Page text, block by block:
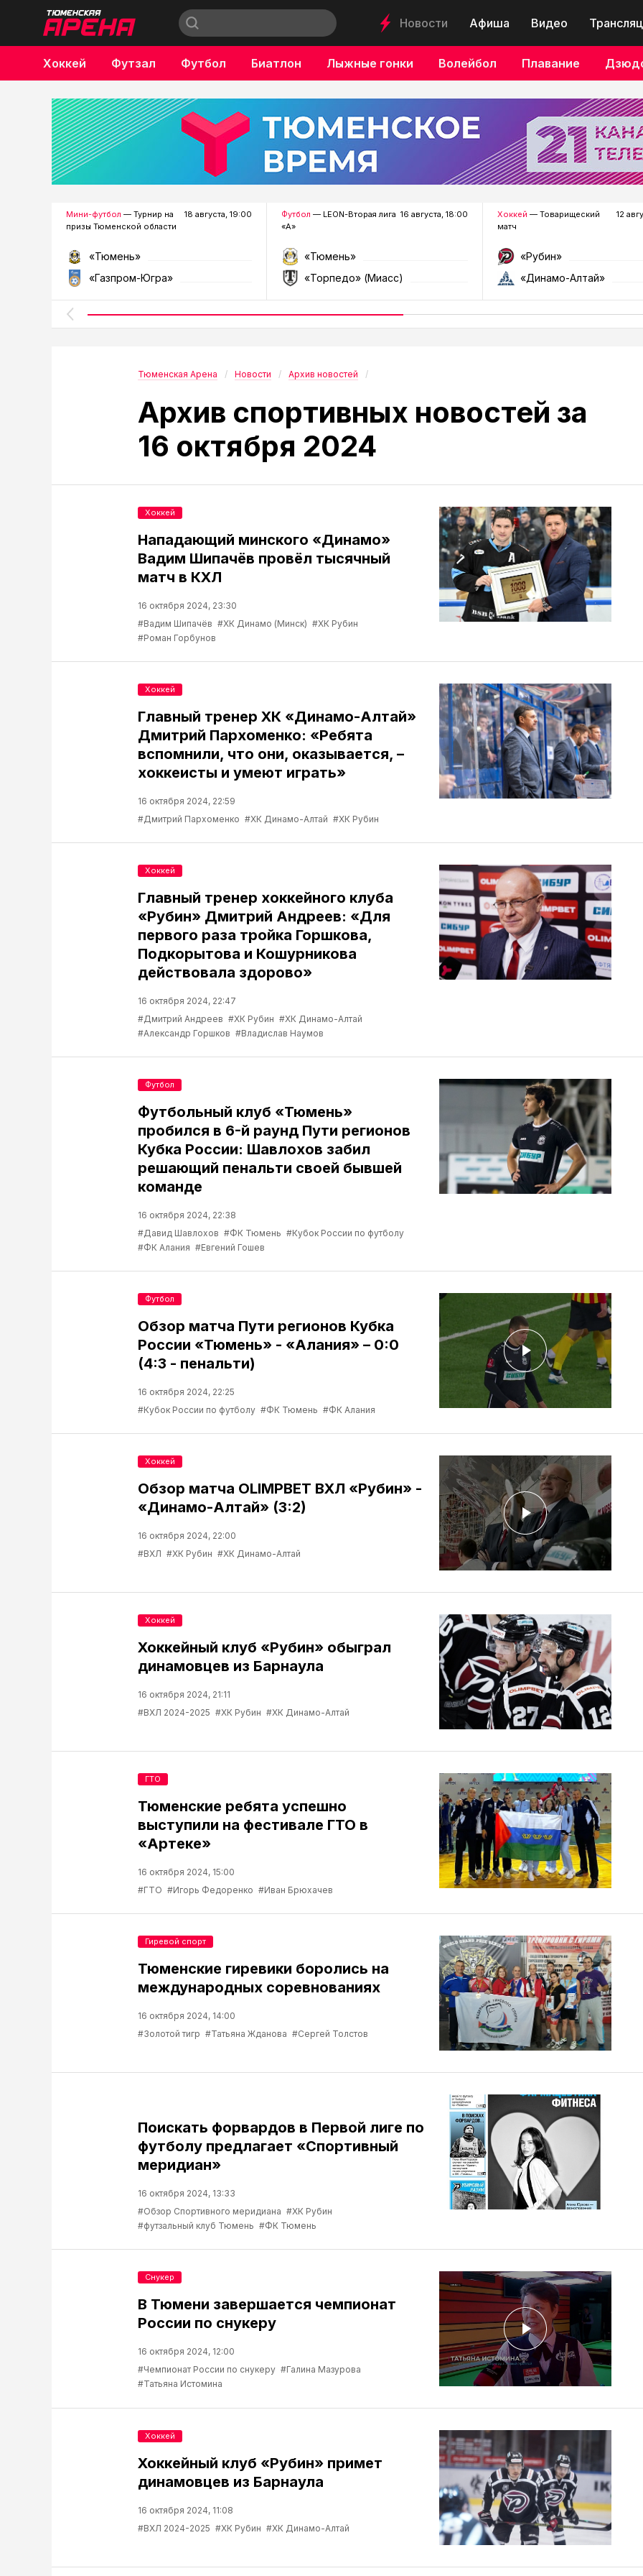
Новости Афиша Видео
Хоккей Футзал Футбол Биатлон Лыжные гонки Волейбол Плавание
Бокс
Мини-футбол — Турнир на
призы Тюменской области
18 августа, 19:00
«Тюмень»
«Газпром-Югра»
Футбол — LEON-Вторая лига
«А»
16 августа, 18:00
«Тюмень»
«Торпедо» (Миасс)
Хоккей — Товарищеский
матч
12
«Рубин»
«Динамо-Алтай»
Тюменская Арена Новости Архив новостей
Архив спортивных новостей за
16 октября 2024
Нападающий минского «Динамо»
Вадим Шипачёв провёл тысячный
матч в КХЛ
16 октября 2024, 23:30
#Вадим Шипачёв #ХК Динамо (Минск) #ХК Рубин
#Роман Горбунов
Хоккей
Главный тренер ХК «Динамо-Алтай»
Дмитрий Пархоменко: «Ребята
вспомнили, что они, оказывается, –
хоккеисты и умеют играть»
16 октября 2024, 22:59
#Дмитрий Пархоменко #ХК Динамо-Алтай #ХК Рубин
Хоккей
Главный тренер хоккейного клуба
«Рубин» Дмитрий Андреев: «Для
первого раза тройка Горшкова,
Подкорытова и Кошурникова
действовала здорово»
16 октября 2024, 22:47
#Дмитрий Андреев #ХК Рубин #ХК Динамо-Алтай
#Александр Горшков #Владислав Наумов
Хоккей
Футбольный клуб «Тюмень»
пробился в 6-й раунд Пути регионов
Кубка России: Шавлохов забил
решающий пенальти своей бывшей
команде
16 октября 2024, 22:38
#Давид Шавлохов #ФК Тюмень #Кубок России по футболу
#ФК Алания #Евгений Гошев
Футбол
Обзор матча Пути регионов Кубка
России «Тюмень» - «Алания» – 0:0
(4:3 - пенальти)
16 октября 2024, 22:25
#Кубок России по футболу #ФК Тюмень #ФК Алания
Футбол
Обзор матча OLIMPBET ВХЛ «Рубин» -
«Динамо-Алтай» (3:2)
16 октября 2024, 22:00
#ВХЛ #ХК Рубин #ХК Динамо-Алтай
Хоккей
Хоккейный клуб «Рубин» обыграл
динамовцев из Барнаула
16 октября 2024, 21:11
#ВХЛ 2024-2025 #ХК Рубин #ХК Динамо-Алтай
Хоккей
Тюменские ребята успешно
выступили на фестивале ГТО в
«Артеке»
16 октября 2024, 15:00
#ГТО #Игорь Федоренко #Иван Брюхачев
ГТО
Тюменские гиревики боролись на
международных соревнованиях
16 октября 2024, 14:00
#Золотой тигр #Татьяна Жданова #Сергей Толстов
Гиревой спорт
Поискать форвардов в Первой лиге по
футболу предлагает «Спортивный
меридиан»
16 октября 2024, 13:33
#Обзор Спортивного меридиана #ХК Рубин
#футзальный клуб Тюмень #ФК Тюмень
В Тюмени завершается чемпионат
России по снукеру
16 октября 2024, 12:00
#Чемпионат России по снукеру #Галина Мазурова
#Татьяна Истомина
Снукер
Хоккейный клуб «Рубин» примет
динамовцев из Барнаула
16 октября 2024, 11:08
#ВХЛ 2024-2025 #ХК Рубин #ХК Динамо-Алтай
Хоккей